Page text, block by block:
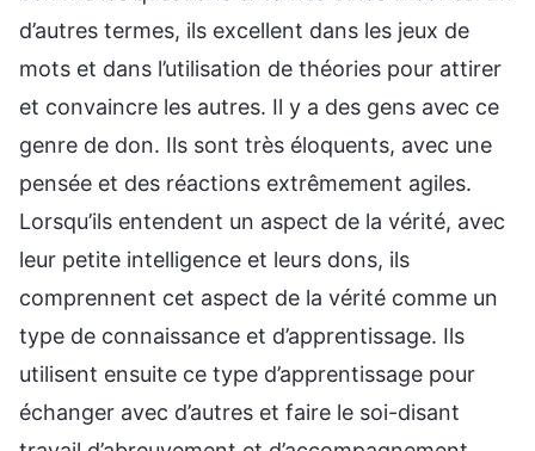
d’autres termes, ils excellent dans les jeux de
mots et dans l’utilisation de théories pour attirer
et convaincre les autres. Il y a des gens avec ce
genre de don. Ils sont très éloquents, avec une
pensée et des réactions extrêmement agiles.
Lorsqu’ils entendent un aspect de la vérité, avec
leur petite intelligence et leurs dons, ils
comprennent cet aspect de la vérité comme un
type de connaissance et d’apprentissage. Ils
utilisent ensuite ce type d’apprentissage pour
échanger avec d’autres et faire le soi-disant